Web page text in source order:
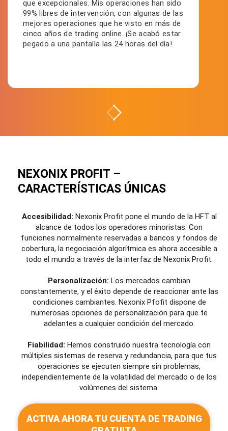
que excepcionales. Mis operaciones han sido
99% libres de intervención, con algunas de las
mejores operaciones que he visto en más de
cinco años de trading online. ¡Se acabó estar
pegado a una pantalla las 24 horas del día!
NEXONIX PROFIT –
CARACTERÍSTICAS ÚNICAS
Accesibilidad: Nexonix Profit pone el mundo de la HFT al
alcance de todos los operadores minoristas. Con
funciones normalmente reservadas a bancos y fondos de
cobertura, la negociación algorítmica es ahora accesible a
todo el mundo a través de la interfaz de Nexonix Profit.
Personalización: Los mercados cambian
constantemente, y el éxito depende de reaccionar ante las
condiciones cambiantes. Nexonix Pfofit dispone de
numerosas opciones de personalización para que te
adelantes a cualquier condición del mercado.
Fiabilidad: Hemos construido nuestra tecnología con
múltiples sistemas de reserva y redundancia, para que tus
operaciones se ejecuten siempre sin problemas,
independientemente de la volatilidad del mercado o de los
volúmenes del sistema.
ACTIVA AHORA TU CUENTA DE TRADING